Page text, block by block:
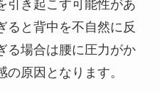
引き起こす可能性があ
ると背中を不自然に反
る場合は腰に圧力がか
原因となります。